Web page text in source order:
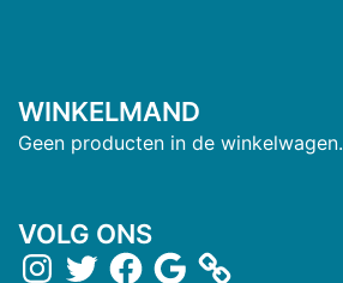
WINKELMAND
Geen producten in de winkelwagen.
VOLG ONS